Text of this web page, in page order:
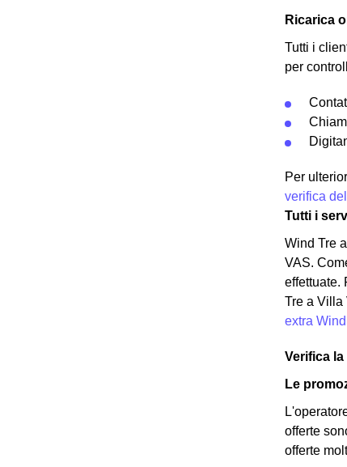
Ricarica
Tutti i
per
Per
verifica
Tutti i
Wind Tre
VAS.
effettuate.
Tre a Villa
extra
Verifica
Le
offerte
offerte